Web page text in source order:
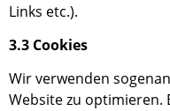
Links etc.).
3.3 Cookies
Wir verwenden
Websitezu optimieren.